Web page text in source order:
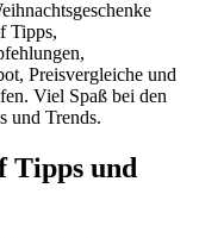
Tipps,
Preisvergleiche und
Viel Spaß bei den
und Trends.
Tipps und